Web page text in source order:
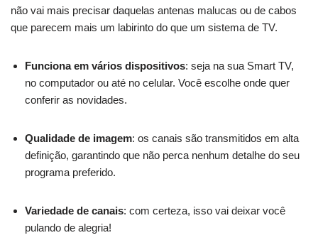
não vai mais precisar daquelas antenas malucas ou de cabos
que parecem mais um labirinto do que um sistema de TV.
Funciona em vários dispositivos: seja na sua Smart TV,
no computador ou até no celular. Você escolhe onde quer
conferir as novidades.
Qualidade de imagem: os canais são transmitidos em alta
definição, garantindo que não perca nenhum detalhe do seu
programa preferido.
Variedade de canais: com certeza, isso vai deixar você
pulando de alegria!